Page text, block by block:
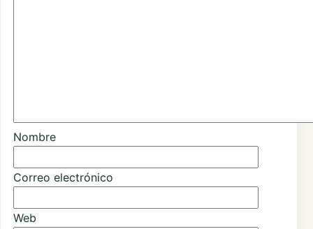
Nombre
Correo electrónico
Web